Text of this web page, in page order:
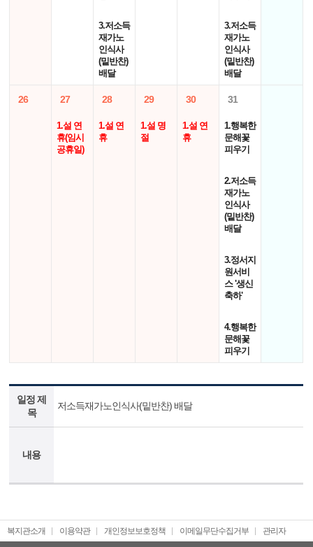
3.저소득
재가노
인식사
(밑반찬)
배달
3.저소득
재가노
인식사
(밑반찬)
배달
26 27
1.설 연
휴(임시
공휴일)
28
1.설 연
휴
29
1.설 명
절
30
1.설 연
휴
31
1.행복한
문해꽃
피우기
2.저소득
재가노
인식사
(밑반찬)
배달
3.정서지
원서비
스 '생신
축하'
4.행복한
문해꽃
피우기
일정 제
목
저소득재가노인식사(밑반찬) 배달
내용
복지관소개 이용약관 개인정보보호정책 이메일무단수집거부 관리자